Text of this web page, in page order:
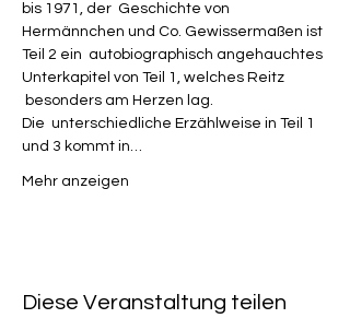
bis 1971, der  Geschichte von
Hermännchen und Co. Gewissermaßen ist
Teil 2 ein  autobiographisch angehauchtes
Unterkapitel von Teil 1, welches Reitz
besonders am Herzen lag.
Die  unterschiedliche Erzählweise in Teil 1
und 3 kommt in…
Mehr anzeigen
Diese Veranstaltung teilen